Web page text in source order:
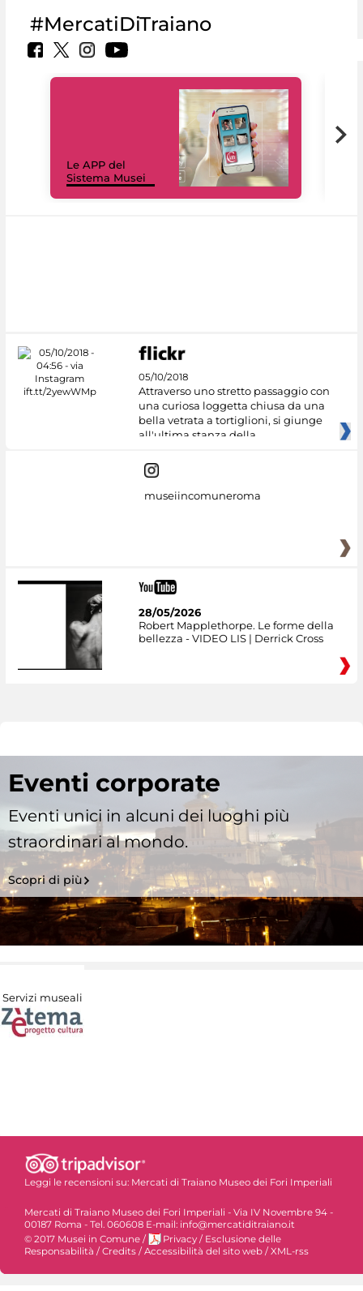
#MercatiDiTraiano
Le APP del
Sistema Musei
05/10/2018
Attraverso uno stretto passaggio con
una curiosa loggetta chiusa da una
bella vetrata a tortiglioni, si giunge
all'ultima stanza della
museiincomuneroma
28/05/2026
Robert Mapplethorpe. Le forme della
bellezza - VIDEO LIS | Derrick Cross
Eventi corporate
Eventi unici in alcuni dei luoghi più
straordinari al mondo.
Scopri di più
Servizi museali
Leggi le recensioni su: Mercati di Traiano Museo dei Fori Imperiali
Mercati di Traiano Museo dei Fori Imperiali - Via IV Novembre 94 -
00187 Roma - Tel. 060608 E-mail: info@mercatiditraiano.it
© 2017 Musei in Comune / Privacy / Esclusione delle
Responsabilità /Credits /Accessibilità del sito web /XML-rss